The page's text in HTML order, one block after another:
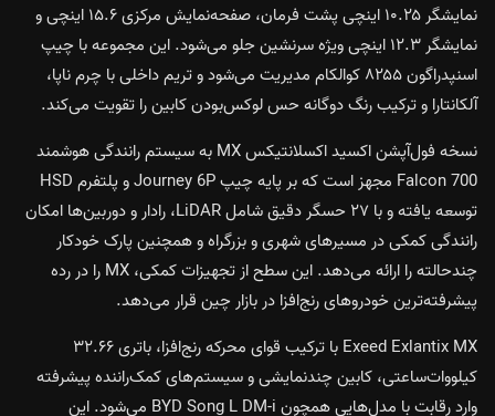
نمایشگر ۱۰.۲۵ اینچی پشت فرمان، صفحه‌نمایش مرکزی ۱۵.۶ اینچی و
نمایشگر ۱۲.۳ اینچی ویژه سرنشین جلو می‌شود. این مجموعه با چیپ
اسنپدراگون ۸۲۵۵ کوالکام مدیریت می‌شود و تریم داخلی با چرم ناپا،
آلکانتارا و ترکیب رنگ دوگانه حس لوکس‌بودن کابین را تقویت می‌کند.
نسخه فول‌آپشن اکسید اکسلانتیکس MX به سیستم رانندگی هوشمند
Falcon 700 مجهز است که بر پایه چیپ Journey 6P و پلتفرم HSD
توسعه یافته و با ۲۷ حسگر دقیق شامل LiDAR، رادار و دوربین‌ها امکان
رانندگی کمکی در مسیرهای شهری و بزرگراه و همچنین پارک خودکار
چندحالته را ارائه می‌دهد. این سطح از تجهیزات کمکی، MX را در رده
پیشرفته‌ترین خودروهای رنج‌افزا در بازار چین قرار می‌دهد.
Exeed Exlantix MX با ترکیب قوای محرکه رنج‌افزا، باتری ۳۲.۶۶
کیلووات‌ساعتی، کابین چندنمایشی و سیستم‌های کمک‌راننده پیشرفته
وارد رقابت با مدل‌هایی همچون BYD Song L DM-i می‌شود. این